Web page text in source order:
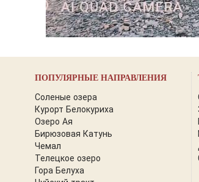
ПОПУЛЯРНЫЕ НАПРАВЛЕНИЯ
Соленые озера
Курорт Белокуриха
Озеро Ая
Бирюзовая Катунь
Чемал
Телецкое озеро
Гора Белуха